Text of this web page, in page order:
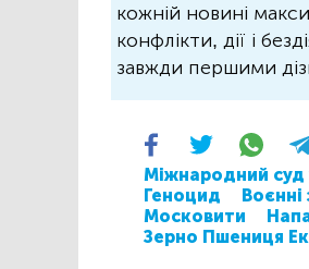
кожній новині
конфлікти, дії і
завжди першими
Міжнародний суд
Геноцид
Воєнні
Московити
Зерно Пшениця